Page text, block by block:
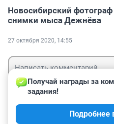
Новосибирский фотограф
снимки мыса Дежнёва
27 октября 2020, 14:55
Получай награды за
задания!
Подробнее